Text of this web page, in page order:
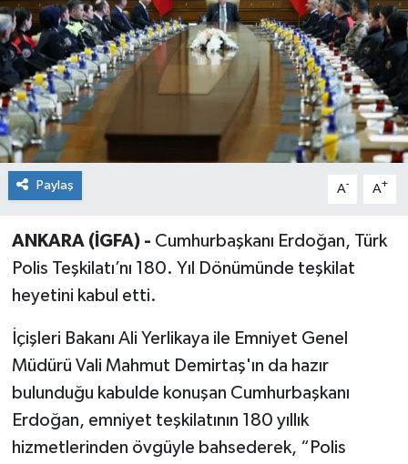
Paylaş A- A+
ANKARA (İGFA) - Cumhurbaşkanı Erdoğan, Türk
Polis Teşkilatı’nı 180. Yıl Dönümünde teşkilat
heyetini kabul etti.
İçişleri Bakanı Ali Yerlikaya ile Emniyet Genel
Müdürü Vali Mahmut Demirtaş'ın da hazır
bulunduğu kabulde konuşan Cumhurbaşkanı
Erdoğan, emniyet teşkilatının 180 yıllık
hizmetlerinden övgüyle bahsederek, “Polis
Spor
Teknoloji
Türkiye